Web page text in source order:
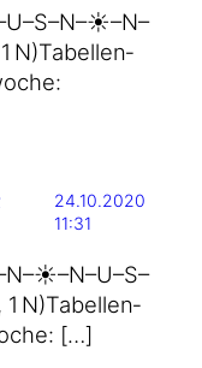
1 N)Tabel­len­
24.10.2020
11:31
1 N)Tabel­len­
[…]